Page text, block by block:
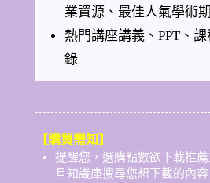
業資源、最佳人氣學術
熱門講座講義、PPT、
錄
【購買需知】
提醒您，選購點數欲下載推
旦知識庫搜尋您想下載的內